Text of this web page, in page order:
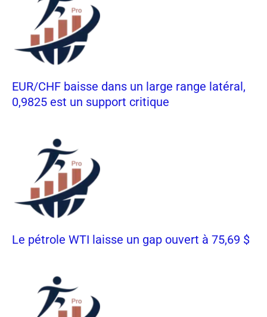
EUR/CHF baisse dans un large range latéral,
0,9825 est un support critique
Le pétrole WTI laisse un gap ouvert à 75,69 $